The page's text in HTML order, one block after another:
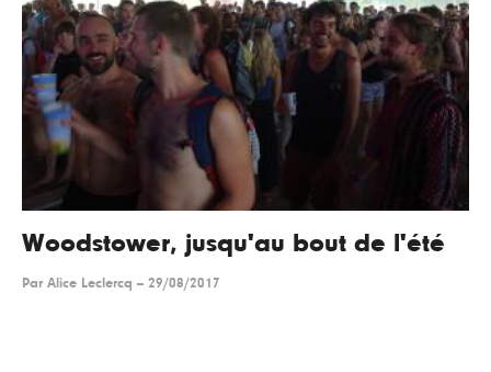
Woodstower, jusqu'au bout de l'été
Par Alice Leclercq -- 29/08/2017